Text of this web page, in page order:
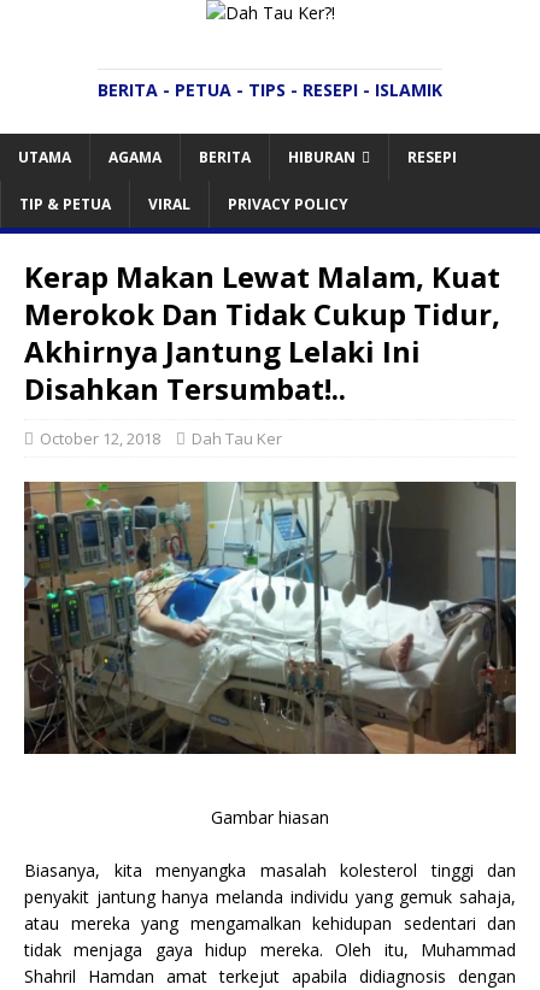
BERITA - PETUA - TIPS - RESEPI - ISLAMIK
UTAMA AGAMA BERITA HIBURAN RESEPI
TIP & PETUA VIRAL PRIVACY POLICY
Kerap Makan Lewat Malam, Kuat
Merokok Dan Tidak Cukup Tidur,
Akhirnya Jantung Lelaki Ini
Disahkan Tersumbat!..
October 12, 2018 Dah Tau Ker
Gambar hiasan
Biasanya, kita menyangka masalah kolesterol tinggi dan
penyakit jantung hanya melanda individu yang gemuk sahaja,
atau mereka yang mengamalkan kehidupan sedentari dan
tidak menjaga gaya hidup mereka. Oleh itu, Muhammad
Shahril Hamdan amat terkejut apabila didiagnosis dengan